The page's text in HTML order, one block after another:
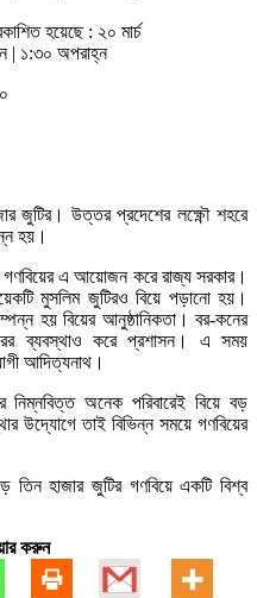
হয়েছে : ২০ মার্চ
| ১:৩০ অপরাহ্ন
০
জুটির। উত্তর প্রদেশের লক্ষ্ণৌ শহরে
হয়।
গণবিয়ের এ আয়োজন করে রাজ্য সরকার।
মুসলিম জুটিরও বিয়ে পড়ানো হয়।
হয় বিয়ের আনুষ্ঠানিকতা। বর-কনের
ব্যবস্থাও করে প্রশাসন। এ সময়
আদিত্যনাথ।
অনেক পরিবারেই বিয়ে বড়
উদ্যোগে তাই বিভিন্ন সময়ে গণবিয়ের
তিন হাজার জুটির গণবিয়ে একটি বিশ্ব
করুন